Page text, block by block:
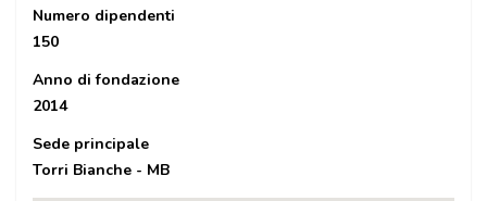
Numero dipendenti
150
Anno di fondazione
2014
Sede principale
Torri Bianche - MB